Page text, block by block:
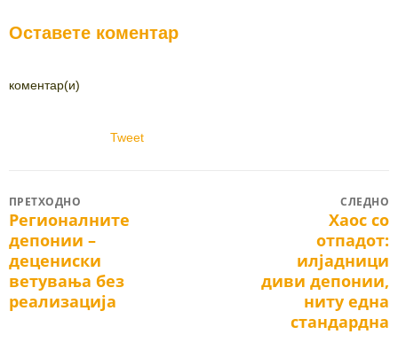
Оставете коментар
коментар(и)
Tweet
Post
navigation
ПРЕТХОДНО
Previous
post:
Регионалните
депонии –
децениски
ветувања без
реализација
СЛЕДНО
Хаос со
отпадот:
илјадници
диви депонии,
ниту една
стандардна